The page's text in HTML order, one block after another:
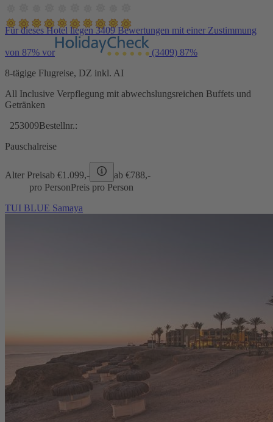
Für dieses Hotel liegen 3409 Bewertungen mit einer Zustimmung
von 87% vor (3409) 87%
8-tägige Flugreise, DZ inkl. AI
All Inclusive Verpflegung mit abwechslungsreichen Buffets und
Getränken
253009Bestellnr.:
Pauschalreise
Alter Preisab €1.099,- ab €788,-
pro PersonPreis pro Person
TUI BLUE Samaya